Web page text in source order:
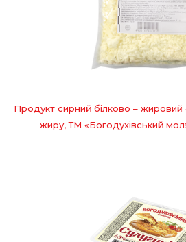
Продукт сирний білково – жировий
жиру, ТМ «Богодухівський